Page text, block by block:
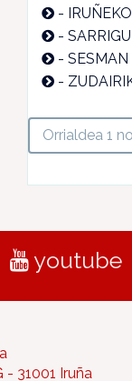
-
-
-
-
Orrialdea 1
youtube
31001 Iruña